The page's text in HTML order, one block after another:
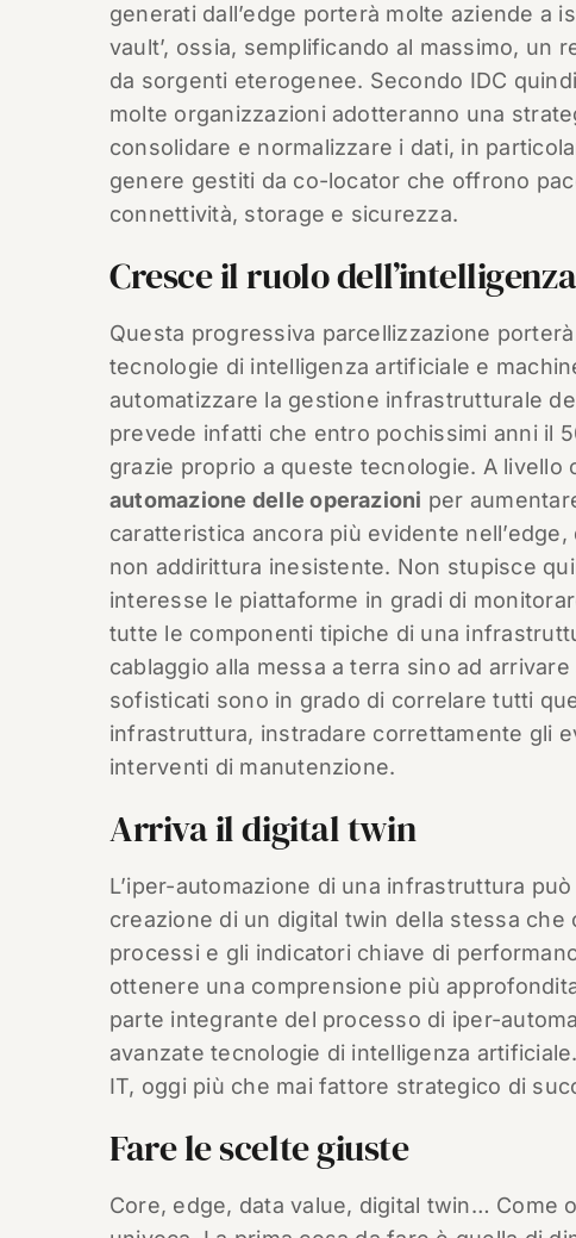
generati dall’edge porterà molte aziende a
vault’, ossia, semplificando al massimo,
da sorgenti eterogenee. Secondo IDC
molte organizzazioni adotteranno una
consolidare e normalizzare i dati, in
genere gestiti da co-locator che offrono
connettività, storage e sicurezza.
Cresce il ruolo
Questa progressiva parcellizzazione
tecnologie di intelligenza artificiale e
automatizzare la gestione infrastrutturale
prevede infatti che entro pochissimi anni il
grazie proprio a queste tecnologie. A livello
automazione delle operazioni per
caratteristica ancora più evidente
non addirittura inesistente. Non stupisce
interesse le piattaforme in gradi di
tutte le componenti tipiche di una
cablaggio alla messa a terra sino ad
sofisticati sono in grado di correlare tutti
infrastruttura, instradare correttamente gli
interventi di manutenzione.
Arriva il digital twin
L’iper-automazione di una infrastruttura
creazione di un digital twin della stessa
processi e gli indicatori chiave di
ottenere una comprensione più
parte integrante del processo di iper-
avanzate tecnologie di intelligenza
IT, oggi più che mai fattore strategico di
Fare le scelte giuste
Core, edge, data value, digital twin… Come